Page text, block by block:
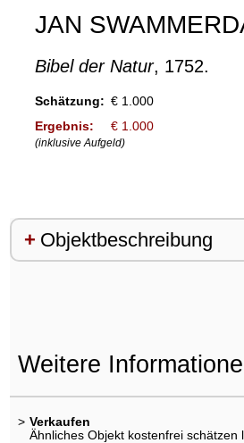
JAN
Bibel der Natur, 1752.
Schätzung: € 1.000
Ergebnis:
€ 1.000
(inklusive Aufgeld)
Objektbeschreibung
Weitere
> Verkaufen
Ähnliches Objekt kostenfrei schätzen